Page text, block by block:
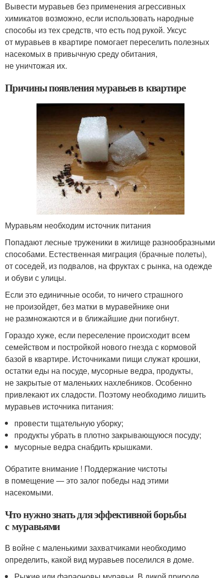
Вывести муравьев без применения агрессивных
химикатов возможно, если использовать народные
способы из тех средств, что есть под рукой. Уксус
от муравьев в квартире помогает переселить полезных
насекомых в привычную среду обитания,
не уничтожая их.
Причины появления муравьев в квартире
Муравьям необходим источник питания
Попадают лесные труженики в жилище разнообразными
способами. Естественная миграция (брачные полеты),
от соседей, из подвалов, на фруктах с рынка, на одежде
и обуви с улицы.
Если это единичные особи, то ничего страшного
не произойдет, без матки в муравейнике они
не размножаются и в ближайшие дни погибнут.
Гораздо хуже, если переселение происходит всем
семейством и постройкой нового гнезда с кормовой
базой в квартире. Источниками пищи служат крошки,
остатки еды на посуде, мусорные ведра, продукты,
не закрытые от маленьких нахлебников. Особенно
привлекают их сладости. Поэтому необходимо лишить
муравьев источника питания:
провести тщательную уборку;
продукты убрать в плотно закрывающуюся посуду;
мусорные ведра снабдить крышками.
Обратите внимание ! Поддержание чистоты
в помещение — это залог победы над этими
насекомыми.
Что нужно знать для эффективной борьбы
с муравьями
В войне с маленькими захватчиками необходимо
определить, какой вид муравьев поселился в доме.